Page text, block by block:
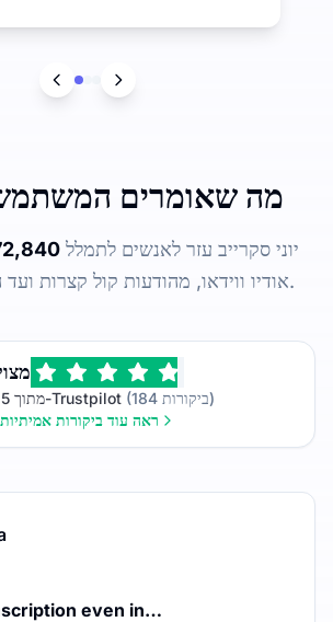
מה שאומרים
יוני סקרייב עזר לאנשים לתמלל
אודיו ווידאו, מהודעות קול קצרות ועד הקלטות ארוכות.
4.8 מתוך 5 ב-Trustpilot
(184 ביקורות)
ראה עוד ביקורות אמיתיות
even in…